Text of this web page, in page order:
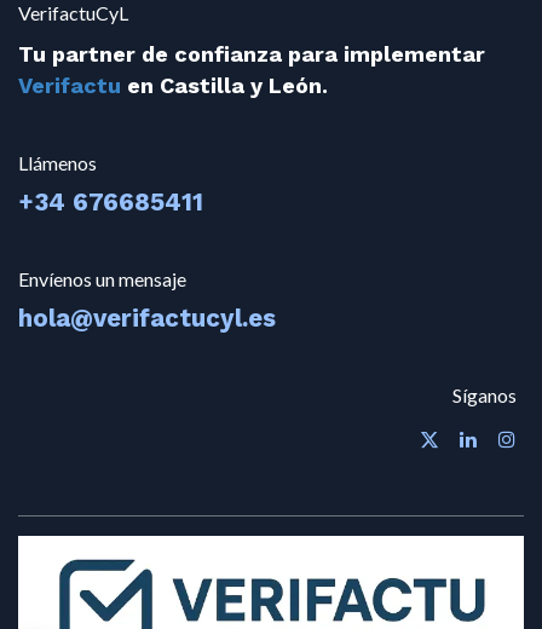
VerifactuCyL
Tu partner de confianza para implementar
Verifactu en Castilla y León.
Llámenos
+34 676685411
Envíenos un mensaje
hola@verifactucyl.es
Síganos